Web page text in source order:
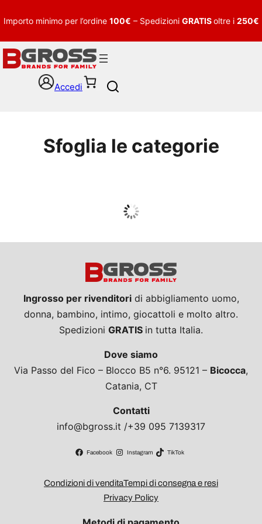
Importo minimo per l’ordine 100€ – Spedizioni GRATISoltre i 250€
Accedi
h
Sfoglia le categorie
Guarda tutto
Ingrosso per rivenditoridi abbigliamento uomo,
donna, bambino, intimo, giocattoli e molto altro.
Spedizioni GRATIS in tutta Italia.
Dove siamo
Via Passo del Fico – Blocco B5 n°6. 95121 – Bicocca,
Catania, CT
Contatti
info@bgross.it /+39 095 7139317
Facebook Instagram TikTok
Condizioni di venditaTempi di consegna e resi
Privacy Policy